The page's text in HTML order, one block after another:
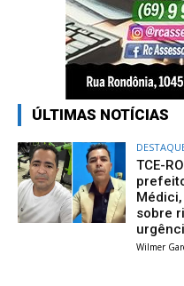
ÚLTIMAS NOTÍCIAS
TCE-
sobre
Wilmer